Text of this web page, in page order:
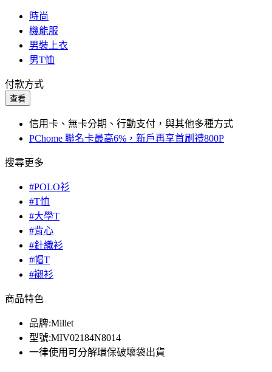
時尚
機能服
男裝上衣
男T恤
付款方式
查看
信用卡、無卡分期、行動支付，與其他多種方式
PChome 聯名卡最高6%，新戶再享首刷禮800P
搜尋更多
#POLO衫
#T恤
#大學T
#背心
#針織衫
#帽T
#襯衫
商品特色
品牌:Millet
型號:MIV02184N8014
一律使用可分解環保破壞袋出貨